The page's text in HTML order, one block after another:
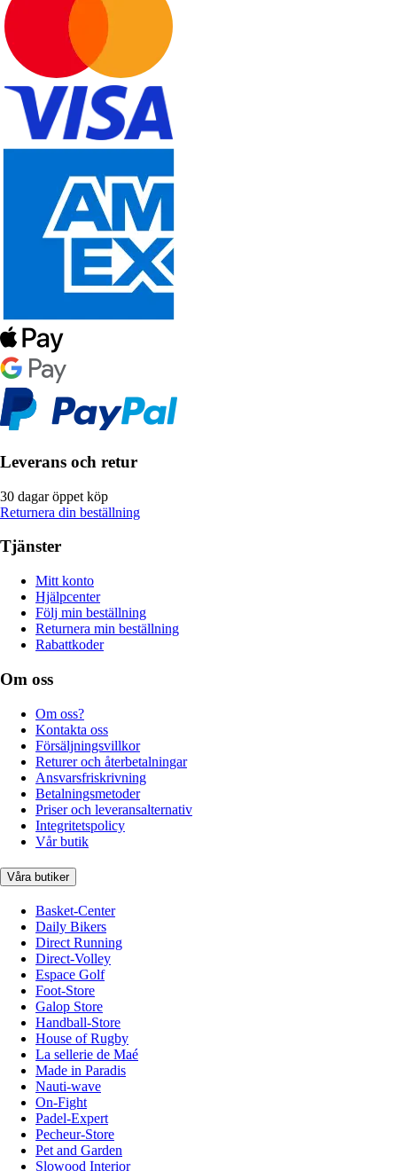
Leverans och retur
30 dagar öppet köp
Returnera din beställning
Tjänster
Mitt konto
Hjälpcenter
Följ min beställning
Returnera min beställning
Rabattkoder
Om oss
Om oss?
Kontakta oss
Försäljningsvillkor
Returer och återbetalningar
Ansvarsfriskrivning
Betalningsmetoder
Priser och leveransalternativ
Integritetspolicy
Vår butik
Våra butiker
Basket-Center
Daily Bikers
Direct Running
Direct-Volley
Espace Golf
Foot-Store
Galop Store
Handball-Store
House of Rugby
La sellerie de Maé
Made in Paradis
Nauti-wave
On-Fight
Padel-Expert
Pecheur-Store
Pet and Garden
Slowood Interior